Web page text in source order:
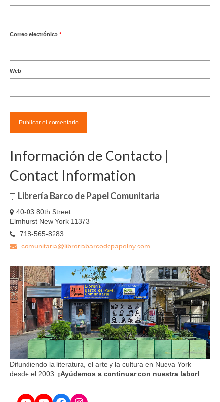
Correo electrónico *
Web
Información de Contacto |
Contact Information
Librería Barco de Papel Comunitaria
40-03 80th Street
Elmhurst New York 11373
718-565-8283
comunitaria@libreriabarcodepapelny.com
Difundiendo la literatura, el arte y la cultura en Nueva York
desde el 2003. ¡Ayúdemos a continuar con nuestra labor!